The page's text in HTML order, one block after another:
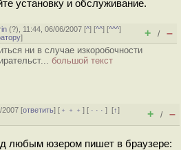
установку и обслуживание.
(?), 11:44, 06/06/2007 [^] [^^] [^^^]
] + / –
ни в случае изкоробочности
большой текст
2007 [ответить] [ ﹢﹢﹢] [ · · ·][↑]
+ / –
любым юзером пишет в браузере: